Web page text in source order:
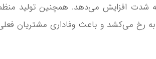
شدت افزایش می‌دهد. همچنین تولید
رخ می‌کشد و باعث وفاداری مشتریان